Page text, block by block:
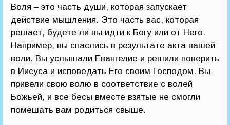
Воля – это часть души, которая запускает
действие мышления. Это часть вас, которая
решает, будете ли вы идти к Богу или от Него.
Например, вы спаслись в результате акта вашей
воли. Вы услышали Евангелие и решили поверить
в Иисуса и исповедать Его своим Господом. Вы
привели свою волю в соответствие с волей
Божьей, и все бесы вместе взятые не смогли
помешать вам родиться свыше.